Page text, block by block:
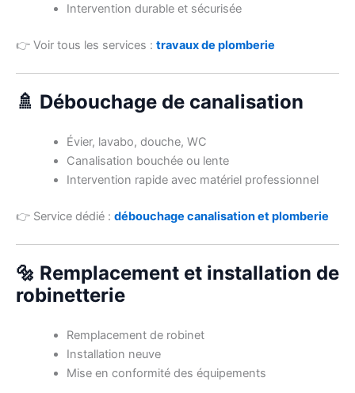
Intervention durable et sécurisée
👉 Voir tous les services : travaux de plomberie
🚿 Débouchage de canalisation
Évier, lavabo, douche, WC
Canalisation bouchée ou lente
Intervention rapide avec matériel professionnel
👉 Service dédié : débouchage canalisation et plomberie
🔩 Remplacement et installation de
robinetterie
Remplacement de robinet
Installation neuve
Mise en conformité des équipements